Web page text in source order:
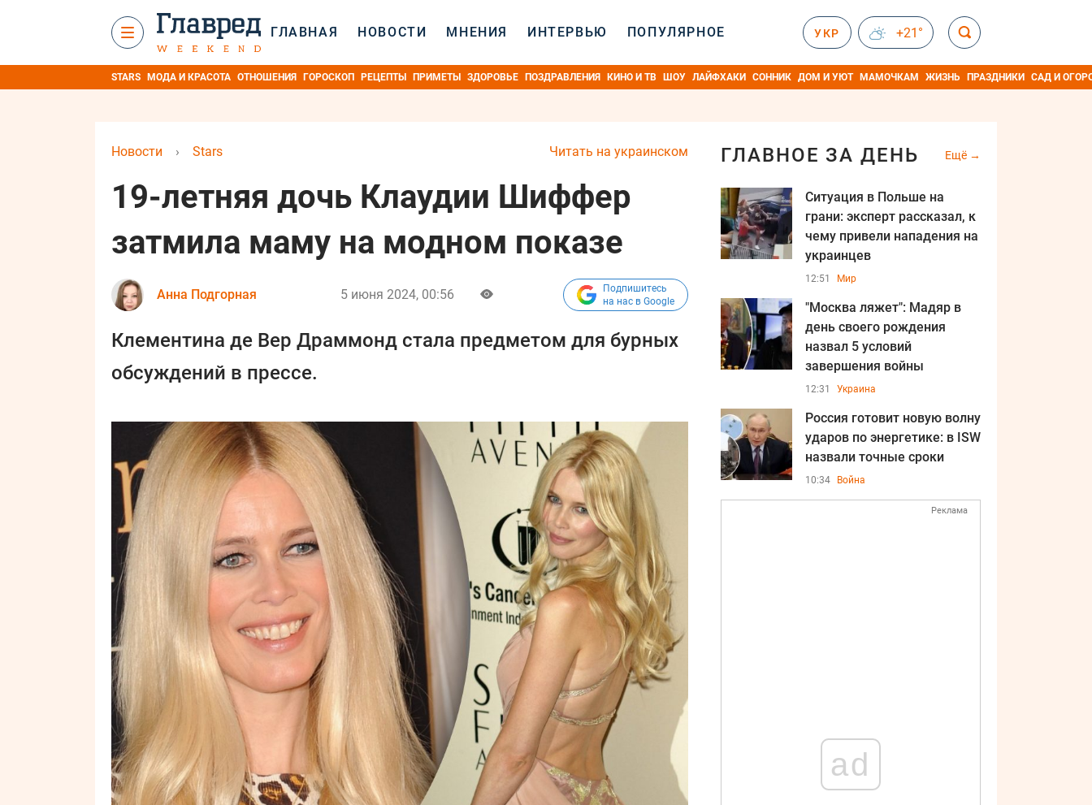
ГЛАВНАЯ НОВОСТИ МНЕНИЯ ИНТЕРВЬЮ ПОПУЛЯРНОЕ УКР +21°
STARS МОДА И КРАСОТА ОТНОШЕНИЯ ГОРОСКОП РЕЦЕПТЫ ПРИМЕТЫ ЗДОРОВЬЕ ПОЗДРАВЛЕНИЯ КИНО И ТВ ШОУ ЛАЙФХАКИ СОННИК ДОМ И УЮТ МАМОЧКАМ ЖИЗНЬ ПРАЗДНИКИ САД И
Читать на украинском
Новости › Stars
19-летняя дочь Клаудии Шиффер
затмила маму на модном показе
Анна Подгорная 5 июня 2024, 00:56
Подпишитесь
на нас в Google
Клементина де Вер Драммонд стала предметом для бурных
обсуждений в прессе.
ГЛАВНОЕ ЗА ДЕНЬ Ещё
Ситуация в Польше на
грани: эксперт рассказал, к
чему привели нападения на
украинцев
12:51 Мир
"Москва ляжет": Мадяр в
день своего рождения
назва л 5 условий
завершения войны
12:31 Украина
Россия готовит новую волну
ударов по энергетике: в ISW
назвали точные сроки
10:34 Война
Реклама
ad